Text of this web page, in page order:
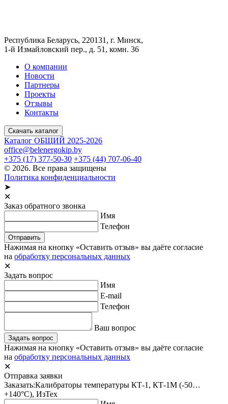
Республика Беларусь, 220131, г. Минск,
1-й Измайловский пер., д. 51, комн. 36
О компании
Новости
Партнеры
Проекты
Отзывы
Контакты
Скачать каталог
Каталог ОБЩИЙ 2025-2026
office@belenergokip.by
+375 (17) 377-50-30 +375 (44) 707-06-40
© 2026. Все права защищены
Политика конфиденциальности
➤
✕
Заказ обратного звонка
Имя
Телефон
Отправить
Нажимая на кнопку «Оставить отзыв» вы даёте согласие
на обработку персональных данных
✕
Задать вопрос
Имя
E-mail
Телефон
Ваш вопрос
Задать вопрос
Нажимая на кнопку «Оставить отзыв» вы даёте согласие
на обработку персональных данных
✕
Отправка заявки
Заказать:Калибраторы температуры КТ-1, КТ-1М (-50…
+140°С), ИзТех